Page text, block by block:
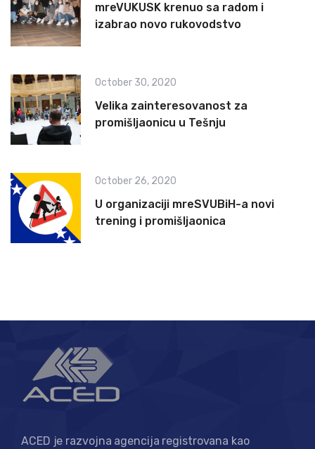
mreVUKUSK krenuo sa radom i
izabrao novo rukovodstvo
October 30, 2020
Velika zainteresovanost za
promišljaonicu u Tešnju
October 26, 2020
U organizaciji mreSVUBiH-a novi
trening i promišljaonica
ACED je razvojna agencija registrovana kao